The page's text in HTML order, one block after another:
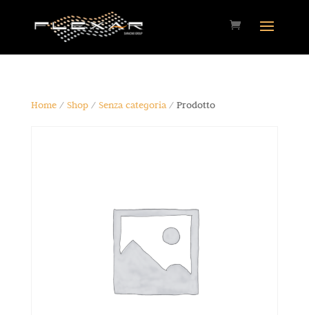
Home/ Shop/ Senza categoria/ Prodotto